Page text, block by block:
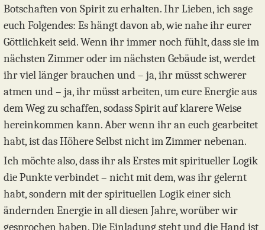
Botschaften von Spirit zu erhalten. Ihr Lieben, ich sage
euch Folgendes: Es hängt davon ab, wie nahe ihr eurer
Göttlichkeit seid. Wenn ihr immer noch fühlt, dass sie im
nächsten Zimmer oder im nächsten Gebäude ist, werdet
ihr viel länger brauchen und – ja, ihr müsst schwerer
atmen und – ja, ihr müsst arbeiten, um eure Energie aus
dem Weg zu schaffen, sodass Spirit auf klarere Weise
hereinkommen kann. Aber wenn ihr an euch gearbeitet
habt, ist das Höhere Selbst nicht im Zimmer nebenan.
Ich möchte also, dass ihr als Erstes mit spiritueller Logik
die Punkte verbindet – nicht mit dem, was ihr gelernt
habt, sondern mit der spirituellen Logik einer sich
ändernden Energie in all diesen Jahre, worüber wir
gesprochen haben. Die Einladung steht und die Hand ist